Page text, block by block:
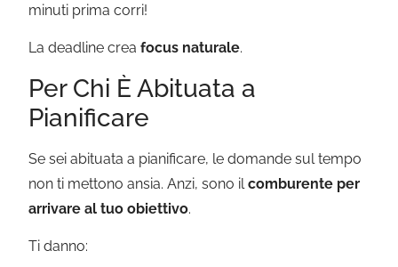
minuti prima corri!
La deadline creafocus naturale.
Per Chi È Abituata a
Pianificare
Se sei abituata a pianificare, le domande sul tempo
non ti mettono ansia. Anzi, sono ilcomburente per
arrivare al tuo obiettivo.
Ti danno: